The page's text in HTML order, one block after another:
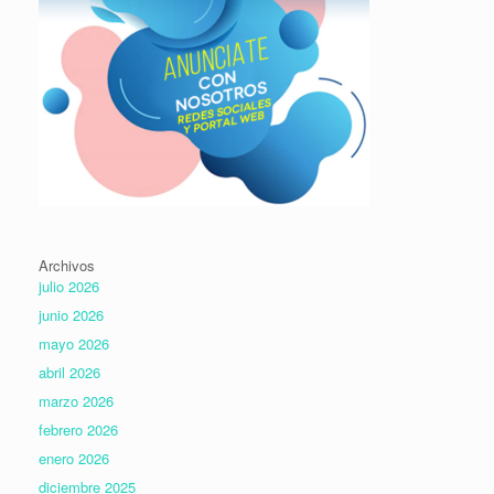
Archivos
julio 2026
junio 2026
mayo 2026
abril 2026
marzo 2026
febrero 2026
enero 2026
diciembre 2025